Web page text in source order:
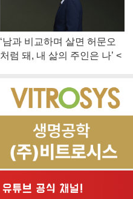
‘남과 비교하며 살면 허문오
처럼 돼, 내 삶의 주인은 나’ <